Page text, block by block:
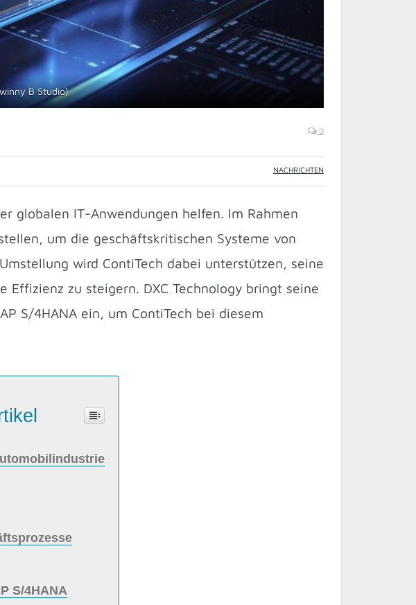
B Studio)
0
NACHRICHTEN
globalen IT-Anwendungen helfen. Im Rahmen
um die geschäftskritischen Systeme von
wird ContiTech dabei unterstützen, seine
zu steigern. DXC Technology bringt seine
S/4HANA ein, um ContiTech bei diesem
S/4HANA